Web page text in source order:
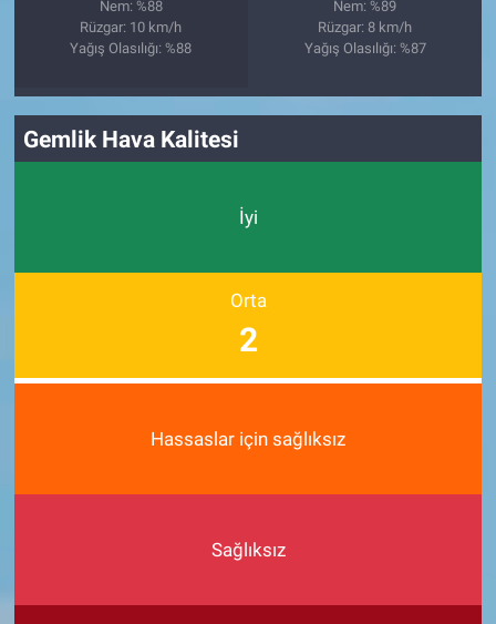
Nem: %88
Rüzgar: 10 km/h
Yağış Olasılığı: %88
Nem: %89
Rüzgar: 8 km/h
Yağış Olasılığı: %87
Gemlik Hava Kalitesi
İyi
Orta
2
Hassaslar için sağlıksız
Sağlıksız